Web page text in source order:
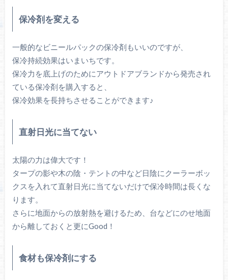
保冷剤を変える
一般的なビニールパックの保冷剤もいいのですが、
保冷持続効果はいまいちです。
保冷力を底上げのためにアウトドアブランドから発売され
ている保冷剤を購入すると、
保冷効果を長持ちさせることができます♪
直射日光に当てない
太陽の力は偉大です！
タープの影や木の陰・テントの中など日陰にクーラーボッ
クスを入れて直射日光に当てないだけで保冷時間は長くな
ります。
さらに地面からの放射熱を避けるため、台などにのせ地面
から離しておくと更にGood！
食材も保冷剤にする